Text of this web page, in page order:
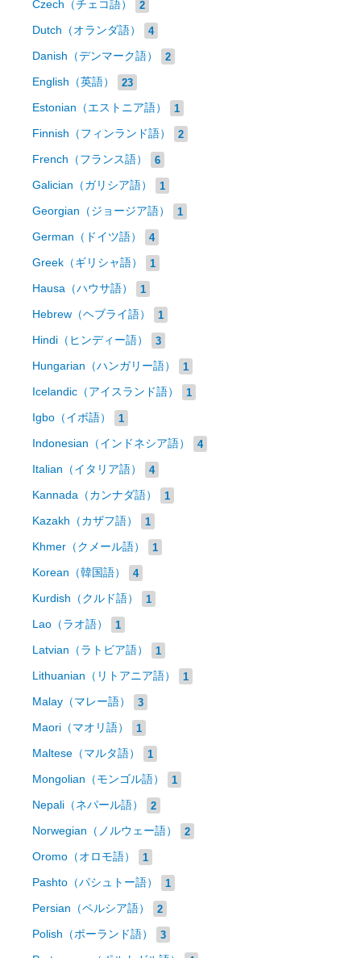
Czech（チェコ語） 2
Dutch（オランダ語） 4
Danish（デンマーク語） 2
English（英語） 23
Estonian（エストニア語） 1
Finnish（フィンランド語） 2
French（フランス語） 6
Galician（ガリシア語） 1
Georgian（ジョージア語） 1
German（ドイツ語） 4
Greek（ギリシャ語） 1
Hausa（ハウサ語） 1
Hebrew（ヘブライ語） 1
Hindi（ヒンディー語） 3
Hungarian（ハンガリー語） 1
Icelandic（アイスランド語） 1
Igbo（イボ語） 1
Indonesian（インドネシア語） 4
Italian（イタリア語） 4
Kannada（カンナダ語） 1
Kazakh（カザフ語） 1
Khmer（クメール語） 1
Korean（韓国語） 4
Kurdish（クルド語） 1
Lao（ラオ語） 1
Latvian（ラトビア語） 1
Lithuanian（リトアニア語） 1
Malay（マレー語） 3
Maori（マオリ語） 1
Maltese（マルタ語） 1
Mongolian（モンゴル語） 1
Nepali（ネパール語） 2
Norwegian（ノルウェー語） 2
Oromo（オロモ語） 1
Pashto（パシュトー語） 1
Persian（ペルシア語） 2
Polish（ポーランド語） 3